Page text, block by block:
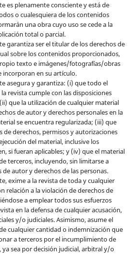
es plenamente consciente y está de
o cualesquiera de los contenidos
una obra cuyo uso se cede a la
total o parcial.
garantiza ser el titular de los derechos de
sobre los contenidos proporcionados,
texto e imágenes/fotografías/obras
incorporan en su artículo.
asegura y garantiza: (i) que todo el
revista cumple con las disposiciones
que la utilización de cualquier material
de autor y derechos personales en la
se encuentra regularizada; (iii) que
de derechos, permisos y autorizaciones
del material, inclusive los
si fueran aplicables; y (iv) que el material
terceros, incluyendo, sin limitarse a
de autor y derechos de las personas.
exime a la revista de toda y cualquier
relación a la violación de derechos de
a emplear todos sus esfuerzos
en la defensa de cualquier acusación,
y/o judiciales. Asimismo, asume el
cualquier cantidad o indemnización que
a terceros por el incumplimiento de
ya sea por decisión judicial, arbitral y/o